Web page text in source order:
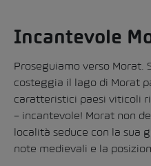
Incantevole
Proseguiamo verso Morat.
costeggia il lago di Morat
caratteristici paesi viticoli
– incantevole! Morat non
località seduce con la sua
note medievali e la